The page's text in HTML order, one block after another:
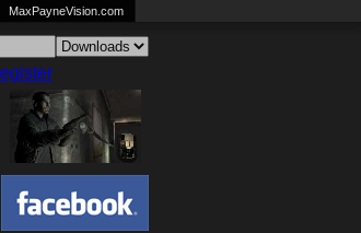
MaxPayneVision.com